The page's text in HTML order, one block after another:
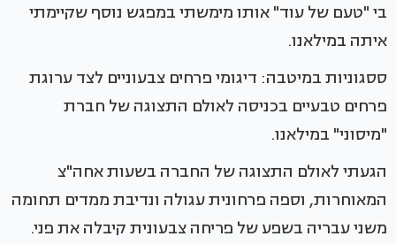
בי "טעם של עוד" אותו מימשתי במפגש נוסף שקיימתי
איתה במילאנו.
ססגוניות במיטבה: דיגומי פרחים צבעוניים לצד ערוגת
פרחים טבעיים בכניסה לאולם התצוגה של חברת
"מיסוני" במילאנו.
הגעתי לאולם התצוגה של החברה בשעות אחה"צ
המאוחרות, וספה פרחונית עגולה ונדיבת ממדים תחומה
משני עבריה בשפע של פריחה צבעונית קיבלה את פני.